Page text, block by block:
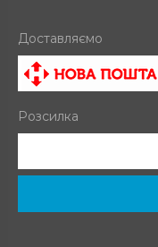
Доставляємо
Розсилка